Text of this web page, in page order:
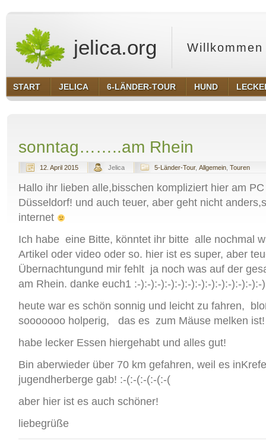
jelica.org
START JELICA 6-LÄNDER-TOUR HUND
sonntag……..am Rhein
12. April 2015 Jelica 5-Länder-Tour, Allgemein Touren
Hallo ihr lieben alle,bisschen kompliziert hier am
Düsseldorf! und auch teuer, aber geht nicht
internet
Ich habe eine Bitte, könntet ihr bitte alle nochmal
Artikel oder video oder so. hier ist es super, aber
Übernachtungund mir fehlt ja noch was auf der
am Rhein. danke euch1 :-):-):-):-):-):-):-):-):-):-):-):-):-
heute war es schön sonnig und leicht zu fahren,
sooooooo holperig, das es zum Mäuse melken ist!
habe lecker Essen hiergehabt und alles gut!
Bin aberwieder über 70 km gefahren, weil es
jugendherberge gab! :-(:-(:-(:-(:-(
aber hier ist es auch schöner!
liebegrüße